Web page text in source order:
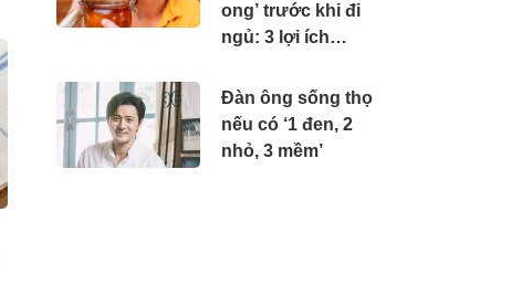
ong’ trước khi đi
ngủ: 3 lợi ích
đến
Đàn ông sống thọ
nếu có ‘1 đen, 2
nhỏ, 3 mềm’